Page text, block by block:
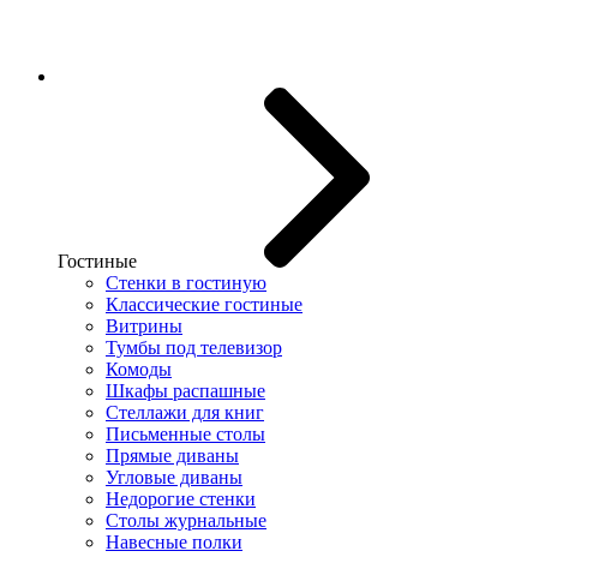
Гостиные
Стенки в гостиную
Классические гостиные
Витрины
Тумбы под телевизор
Комоды
Шкафы распашные
Стеллажи для книг
Письменные столы
Прямые диваны
Угловые диваны
Недорогие стенки
Столы журнальные
Навесные полки